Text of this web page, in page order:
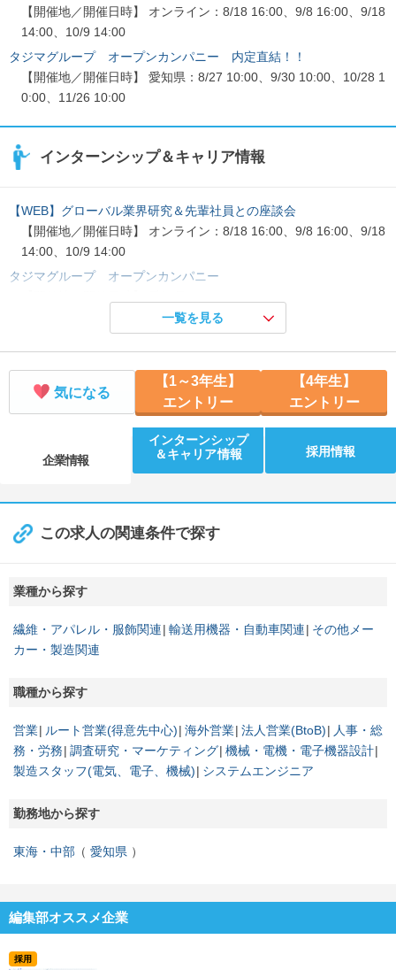
【開催地／開催日時】 オンライン：8/18 16:00、9/8 16:00、9/18
14:00、10/9 14:00
タジマグループ オープンカンパニー 内定直結！！
【開催地／開催日時】 愛知県：8/27 10:00、9/30 10:00、10/28 1
0:00、11/26 10:00
インターンシップ＆キャリア情報
【WEB】グローバル業界研究＆先輩社員との座談会
【開催地／開催日時】 オンライン：8/18 16:00、9/8 16:00、9/18
14:00、10/9 14:00
タジマグループ オープンカンパニー
一覧を見る
気になる
【1～3年生】
エントリー
【4年生】
エントリー
企業情報
インターンシップ
＆キャリア情報
採用情報
この求人の関連条件で探す
業種から探す
繊維・アパレル・服飾関連 輸送用機器・自動車関連
その他メー
カー・製造関連
職種から探す
営業 ルート営業(得意先中心) 海外営業 法人営業(BtoB)
人事・総
務・労務 調査研究・マーケティング 機械・電機・電子機器設計
製造スタッフ(電気、電子、機械)
システムエンジニア
勤務地から探す
東海・中部 愛知県
編集部オススメ企業
採用